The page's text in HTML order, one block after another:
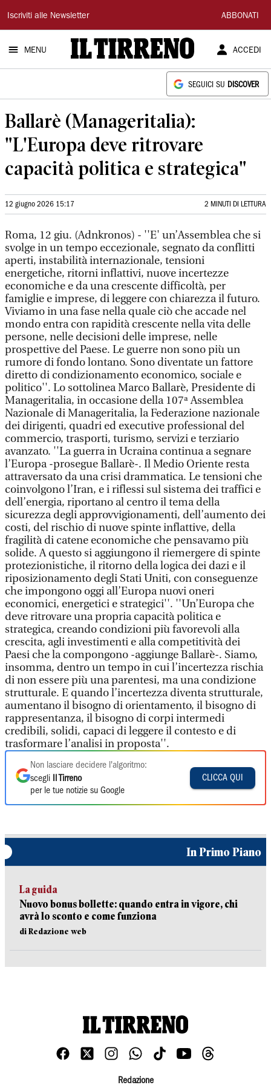
Il
Tirreno
Iscriviti alle Newsletter ABBONATI
MENU ACCEDI
SEGUICI SU DISCOVER
Ballarè (Manageritalia):
"L'E uropa deve ritrovare
capacità politica e strategica"
12 giugno 2026 15:17 2 MINUTI DI LETTURA
Roma, 12 giu. (Adnkronos) - ''E' un’Assemblea che si
svolge in un tempo eccezionale, segnato da conflitti
aperti, instabilità internazionale, tensioni
energetiche, ritorni inflattivi, nuove incertezze
economiche e da una crescente difficoltà, per
famiglie e imprese, di leggere con chiarezza il futuro.
Viviamo in una fase nella quale ciò che accade nel
mondo entra con rapidità crescente nella vita delle
persone, nelle decisioni delle imprese, nelle
prospettive del Paese. Le guerre non sono più un
rumore di fondo lontano. Sono diventate un fattore
diretto di condizionamento economico, sociale e
politico''. Lo sottolinea Marco Ballarè, Presidente di
Manageritalia, in occasione della 107ª Assemblea
Nazionale di Manageritalia, la Federazione nazionale
dei dirigenti, quadri ed executive professional del
commercio, trasporti, turismo, servizi e terziario
avanzato. ''La guerra in Ucraina continua a segnare
l’Europa -prosegue Ballarè-. Il Medio Oriente resta
attraversato da una crisi drammatica. Le tensioni che
coinvolgono l’Iran, e i riflessi sul sistema dei traffici e
dell’energia, riportano al centro il tema della
sicurezza degli approvvigionamenti, dell’aumento dei
costi, del rischio di nuove spinte inflattive, della
fragilità di catene economiche che pensavamo più
solide. A questo si aggiungono il riemergere di spinte
protezionistiche, il ritorno della logica dei dazi e il
riposizionamento degli Stati Uniti, con conseguenze
che impongono oggi all’Europa nuovi oneri
economici, energetici e strategici''. ''Un’Europa che
deve ritrovare una propria capacità politica e
strategica, creando condizioni più favorevoli alla
crescita, agli investimenti e alla competitività dei
Paesi che la compongono -aggiunge Ballarè-. Siamo,
insomma, dentro un tempo in cui l’incertezza rischia
di non essere più una parentesi, ma una condizione
strutturale. E quando l’incertezza diventa strutturale,
aumentano il bisogno di orientamento, il bisogno di
rappresentanza, il bisogno di corpi intermedi
credibili, solidi, capaci di leggere il contesto e di
trasformare l’analisi in proposta''.
Non lasciare decidere l'algoritmo:
scegli
Il Tirreno
per le tue notizie su Google
CLICCA QUI
In Primo Piano
La guida
Nuovo bonus bollette: quando entra in vigore, chi
avrà lo sconto e come funziona
di Redazione web
Redazione